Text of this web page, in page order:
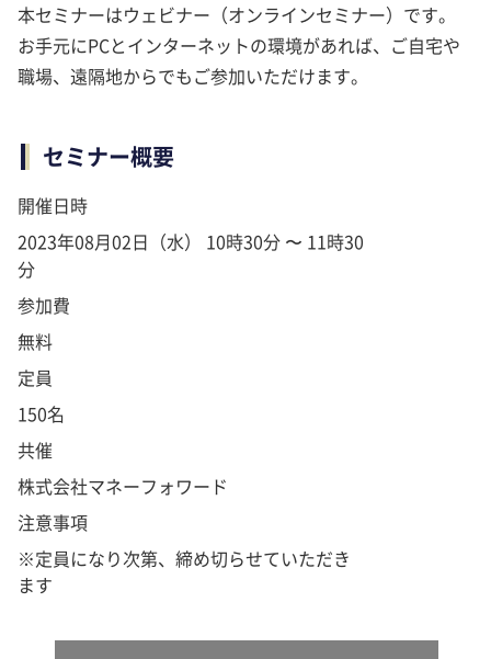
本セミナーはウェビナー（オンラインセミナー）です。
お手元にPCとインターネットの環境があれば、ご自宅や
職場、遠隔地からでもご参加いただけます。
セミナー概要
開催日時
2023年08月02日（水） 10時30分 〜 11時30
分
参加費
無料
定員
150名
共催
株式会社マネーフォワード
注意事項
※定員になり次第、締め切らせていただき
ます